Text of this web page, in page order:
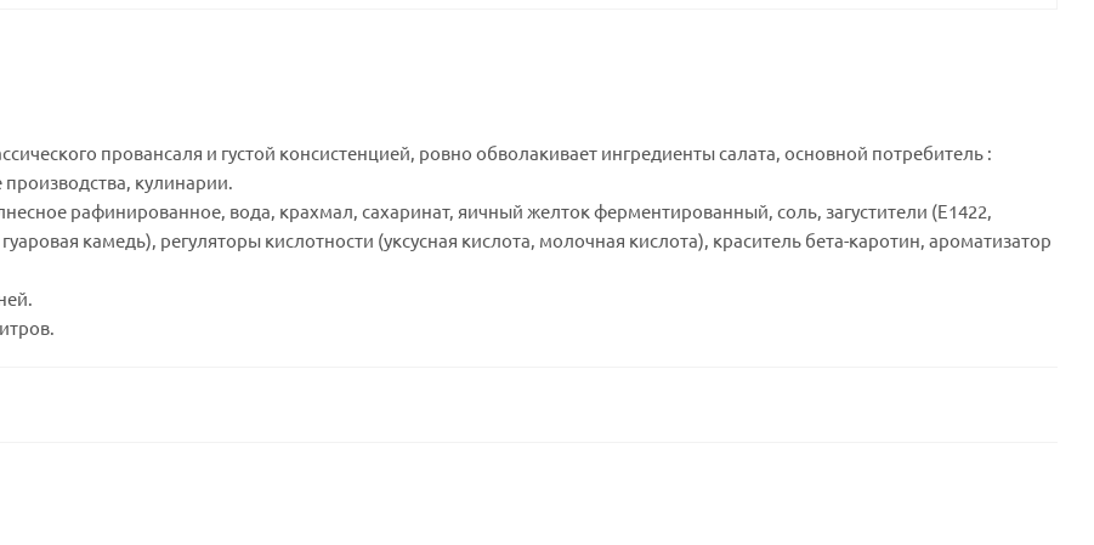
провансаля и густой консистенцией, ровно обволакивает ингредиенты салата, основной потребитель :
кулинарии.
рафинированное, вода, крахмал, сахаринат, яичный желток ферментированный, соль, загустители (Е1422,
камедь), регуляторы кислотности (уксусная кислота, молочная кислота), краситель бета-каротин, ароматизатор